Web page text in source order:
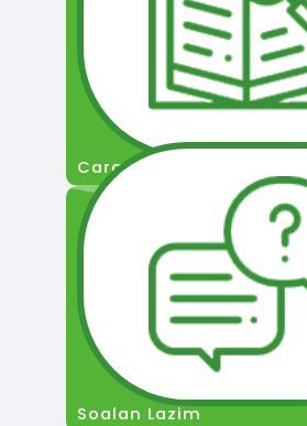
Cara Permohonan
Soalan Lazim